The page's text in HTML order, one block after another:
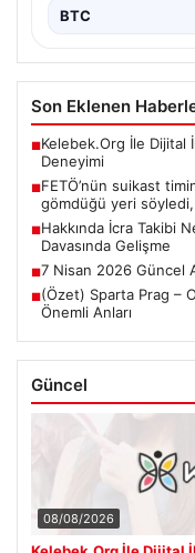
BTC
Son Eklenen
■Kelebek.Org İle
Deneyimi
■FETÖ’nün suikast
gömdüğü yeri
■Hakkında İcra Takibi
Davasında Gelişme
■7 Nisan 2026 Güncel
■(Özet) Sparta Prag –
Önemli Anları
Güncel
08/08/2026